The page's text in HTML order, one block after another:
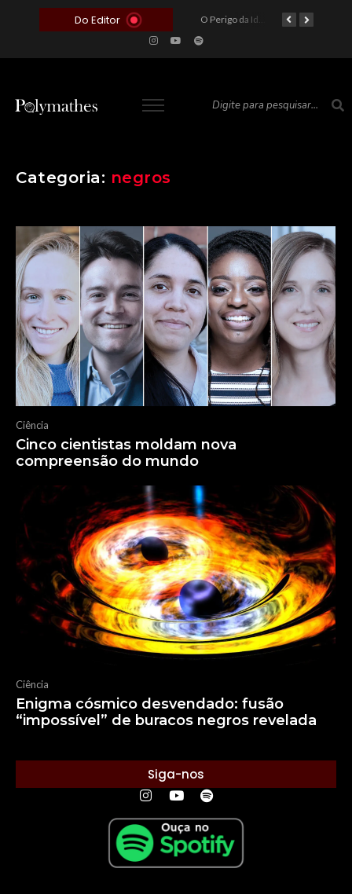
Do Editor
O Voto como Moeda: Clientelismo e o Analfabetismo Funcional Político no Brasil O Perigo da Ideologia Desenfreada na Justiça: Quando a Pauta Política Substitui a Pena Criminal
Categoria: negros
Ciência
Cinco cientistas moldam nova
compreensão do mundo
Ciência
Enigma cósmico desvendado: fusão
“impossível” de buracos negros revelada
Siga-nos